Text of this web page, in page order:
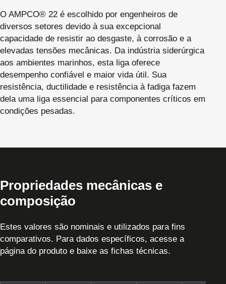
O AMPCO® 22 é escolhido por engenheiros de
diversos setores devido à sua excepcional
capacidade de resistir ao desgaste, à corrosão e a
elevadas tensões mecânicas. Da indústria siderúrgica
aos ambientes marinhos, esta liga oferece
desempenho confiável e maior vida útil. Sua
resistência, ductilidade e resistência à fadiga fazem
dela uma liga essencial para componentes críticos em
condições pesadas.
Propriedades mecânicas e
composição
Estes valores são nominais e utilizados para fins
comparativos. Para dados específicos, acesse a
página do produto e baixe as fichas técnicas.